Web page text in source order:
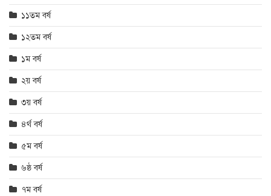
১১তম বর্ষ
১২তম বর্ষ
১ম বর্ষ
২য় বর্ষ
৩য় বর্ষ
৪র্থ বর্ষ
৫ম বর্ষ
৬ষ্ঠ বর্ষ
৭ম বর্ষ